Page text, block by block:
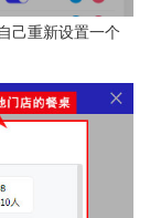
己重新设置一个